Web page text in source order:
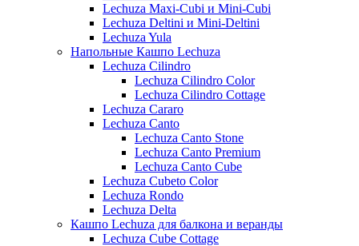
Lechuza Maxi-Cubi и Mini-Cubi
Lechuza Deltini и Mini-Deltini
Lechuza Yula
Напольные Кашпо Lechuza
Lechuza Cilindro
Lechuza Cilindro Color
Lechuza Cilindro Cottage
Lechuza Cararo
Lechuza Canto
Lechuza Canto Stone
Lechuza Canto Premium
Lechuza Canto Cube
Lechuza Cubeto Color
Lechuza Rondo
Lechuza Delta
Кашпо Lechuza для балкона и веранды
Lechuza Cube Cottage